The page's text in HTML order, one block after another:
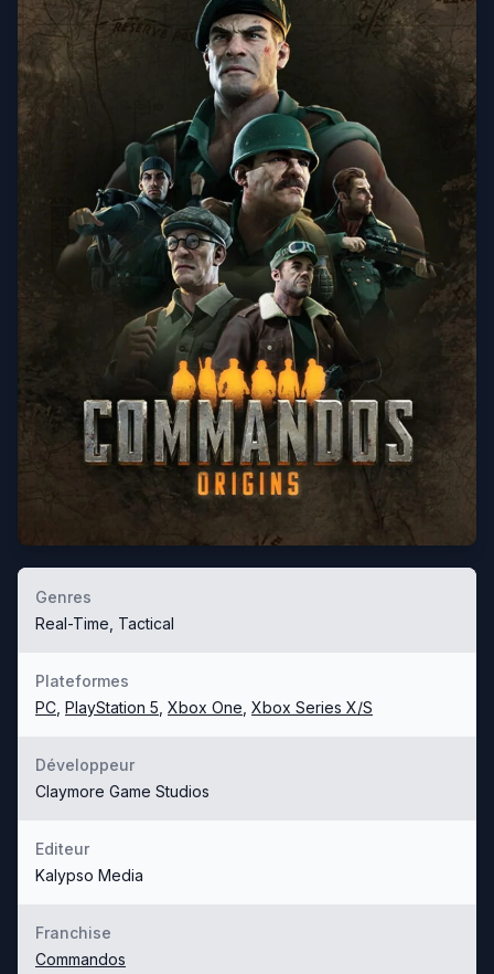
Genres
Real-Time, Tactical
Plateformes
PC PlayStation 5 Xbox One Xbox Series X/S
Développeur
Claymore Game Studios
Editeur
Kalypso Media
Franchise
Commandos